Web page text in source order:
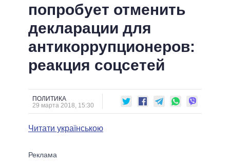
СОБЫТИЯ
СТАТЬИ
ОБЗОРЫ
ДАЙДЖЕСТЫ
ЭКОНОМИКА
ОБЩЕСТВО
МИР
ПОЛИТИКИ
ВСЕ ПОЛИТИКИ
ПРЕЗИДЕНТ И ОФИС
ВЕРХОВНАЯ РАДА
ГЛАВЫ ОБЛАДМИНИСТРАЦИЙ
МЭРЫ
ВСЕ ПЕРСОНЫ
ИНФОГРАФИКА
ВИДЕО
СРАВНЕНИЕ ПОЛИТИКОВ
попробует отменить
декларации для
антикоррупционеров:
реакция соцсетей
ПОЛИТИКА
29 марта 2018, 15:30
Читати українською